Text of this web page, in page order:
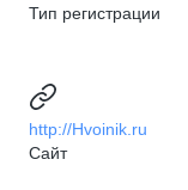
Тип регистрации
http://Hvoinik.ru
Сайт